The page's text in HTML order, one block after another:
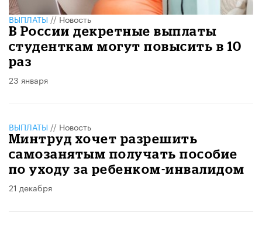
ВЫПЛАТЫ//Новость
В России декретные выплаты
студенткам могут повысить в 10
раз
23 января
ВЫПЛАТЫ // Новость
Минтруд хочет разрешить
самозанятым получать пособие
по уходу за ребенком-инвалидом
21 декабря